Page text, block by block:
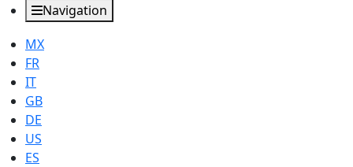
Navigation
MX
FR
IT
GB
DE
US
ES